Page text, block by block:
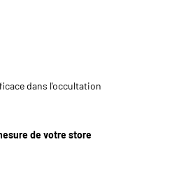
dans l'occultation
de votre store